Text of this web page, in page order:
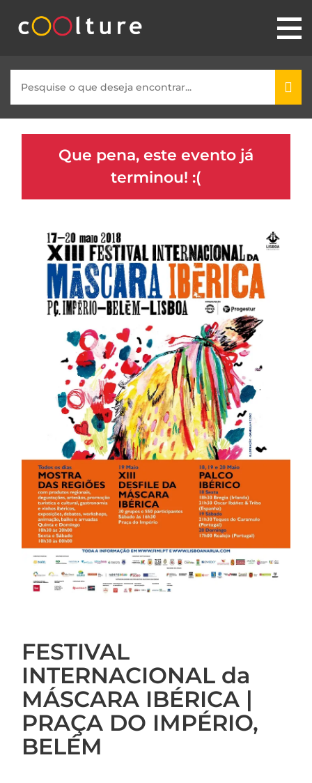
Que pena, este evento já
terminou! :(
FESTIVAL
INTERNACIONAL da
MÁSCARA IBÉRICA |
PRAÇA DO IMPÉRIO,
BELÉM